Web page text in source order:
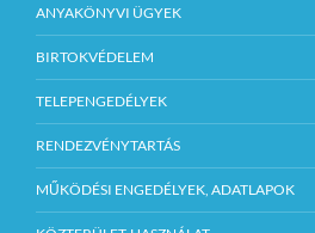
ANYAKÖNYVI ÜGYEK
BIRTOKVÉDELEM
TELEPENGEDÉLYEK
RENDEZVÉNYTARTÁS
MŰKÖDÉSI ENGEDÉLYEK, ADATLAPOK